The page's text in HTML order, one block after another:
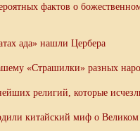
фактов о
ада» нашли Цербера
«Страшилки» разных
религий, которые
китайский миф о Великом